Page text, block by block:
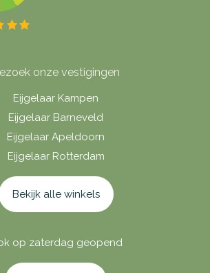
onze vestigingen
Eijgelaar Kampen
Eijgelaar Barneveld
Eijgelaar Apeldoorn
Eijgelaar Rotterdam
Bekijk alle winkels
op zaterdag geopend